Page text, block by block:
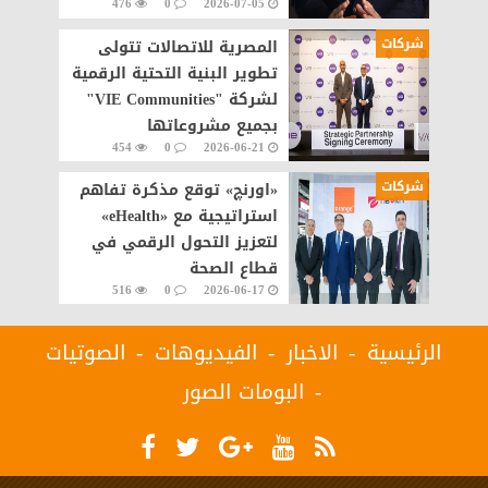
مصر
شركات
المصرية للاتصالات تتولى
تطوير البنية التحتية الرقمية
لشركة "VIE Communities"
بجميع مشروعاتها
2026-06-21
0
454
شركات
«اورنچ» توقع مذكرة تفاهم
استراتيجية مع «eHealth»
لتعزيز التحول الرقمي في
قطاع الصحة
2026-06-17
0
516
الرئيسية الاخبار الفيديوهات
الصوتيات
البومات الصور